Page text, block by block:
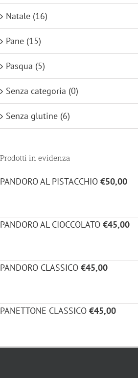
Natale (16)
Pane (15)
Pasqua (5)
Senza categoria (0)
Senza glutine (6)
Prodotti in evidenza
PANDORO AL PISTACCHIO €50,00
PANDORO AL CIOCCOLATO €45,00
PANDORO CLASSICO €45,00
PANETTONE CLASSICO €45,00